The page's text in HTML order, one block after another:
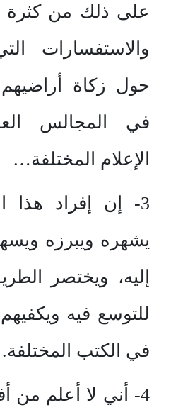
على ذلك من كثرة
والاستفسارات
حول زكاة
في المجالس
الإعلام المختلفة…
3- إن إفراد هذا
يشهره ويبرزه
إليه، ويختصر
للتوسع فيه
في الكتب المختلفة.
4- أني لا أعلم من